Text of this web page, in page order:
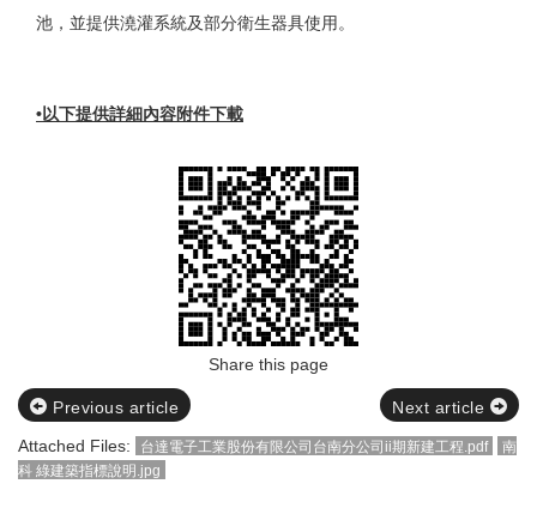
池，並提供澆灌系統及部分衛生器具使用。
•以下提供詳細內容附件下載
Share this page
Previous article
Next article
Attached Files:
台達電子工業股份有限公司台南分公司ii期新建工程.pdf
南
科 綠建築指標說明.jpg